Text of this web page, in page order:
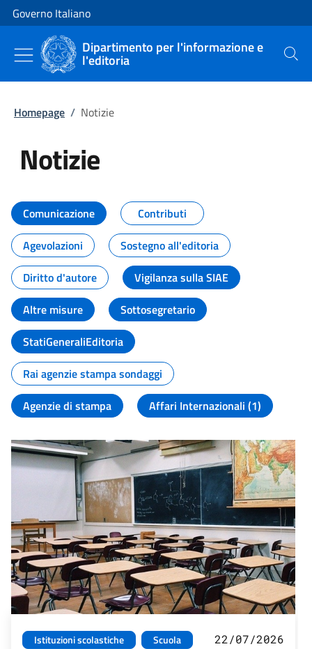
Vai al contenuto
Vai alla navigazione del sito
Governo Italiano
Dipartimento per l'informazione e
l'editoria Cerca
Homepage / Notizie
Notizie
Tutti i contenuti della pagina
Comunicazione
Contributi
Agevolazioni
Sostegno all'editoria
Diritto d'autore
Vigilanza sulla SIAE
Altre misure
Sottosegretario
StatiGeneraliEditoria
Rai agenzie stampa sondaggi
Agenzie di stampa
Affari Internazionali (1)
Istituzioni scolastiche
Scuola
22/07/2026